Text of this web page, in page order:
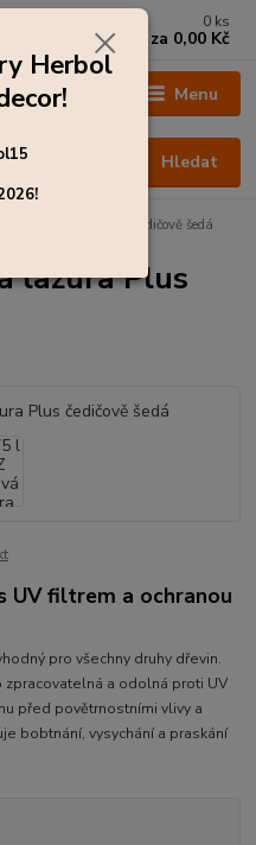
Menu
Hledat
0 ks
za 0,00 Kč
Olejová lazura Plus čedičově šedá
lazura Plus
UV filtrem a ochranou
pro všechny druhy dřevin.
a odolná proti UV
před povětrnostními vlivy a
bobtnání, vysychání a praskání
Herbol